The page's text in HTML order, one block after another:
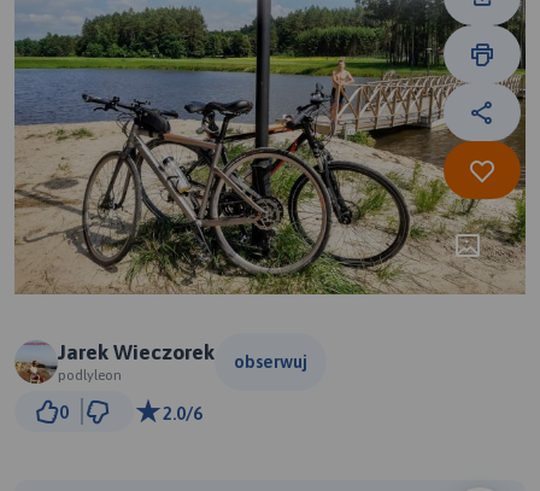
Jarek Wieczorek
podlyleon
obserwuj
0 2.0/6